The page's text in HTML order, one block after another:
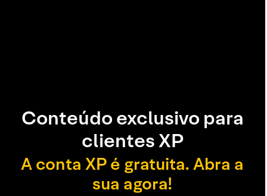
Conteúdo exclusivo para
clientes XP
A conta XP é gratuita. Abra a
sua agora!